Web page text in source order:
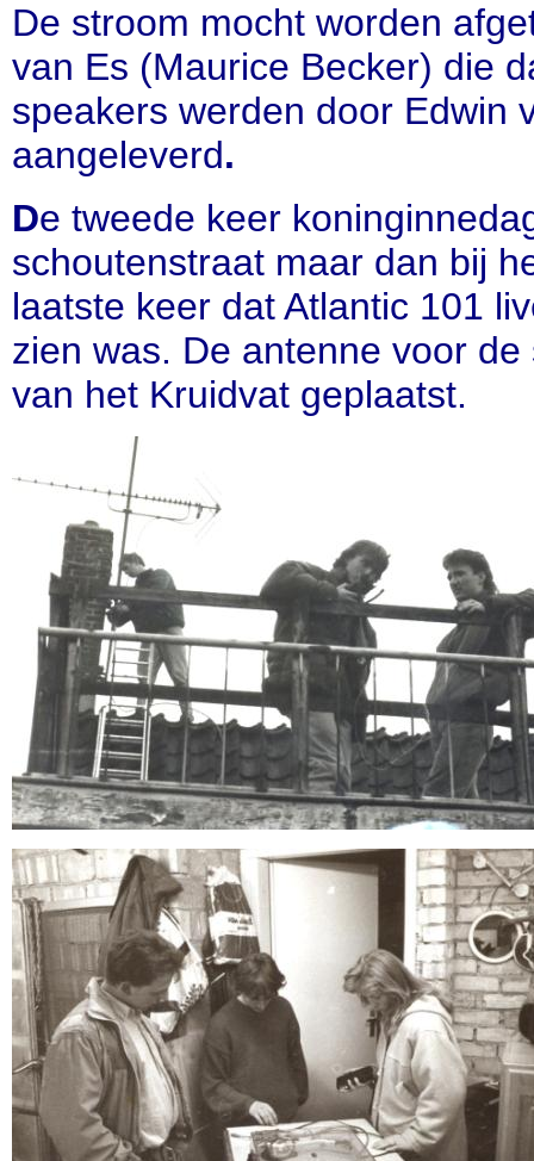
De stroom mocht worden
van Es (Maurice Becker) die
speakers werden door Edwin
aangeleverd.
De tweede keer
schoutenstraat maar dan bij
laatste keer dat Atlantic 101
zien was. De antenne voor
van het Kruidvat geplaatst.